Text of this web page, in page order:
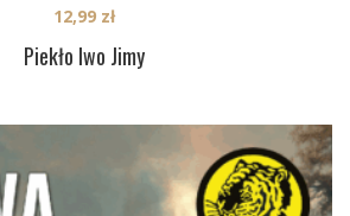
Piekło Iwo Jimy
12,99 zł